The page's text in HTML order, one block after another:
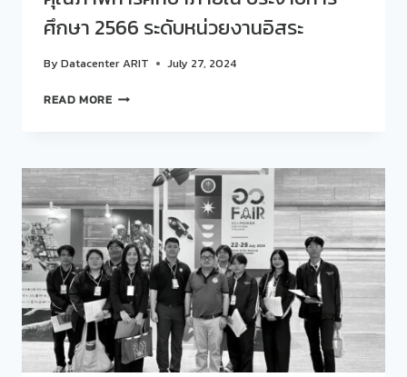
ณ
THE
HALL
NATHONG
RESTAURANT
ศึกษา 2566 ระดับหน่วยงานอิสระ
ByDatacenter ARIT July 27, 2024
READ MOREสวน
รับ
การ
ตรวจ
ประกัน
คุณภาพ
การ
ศึกษา
ภายใน
ประจำ
ปี
การ
ศึกษา